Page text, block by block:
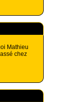
Mathieu
chez